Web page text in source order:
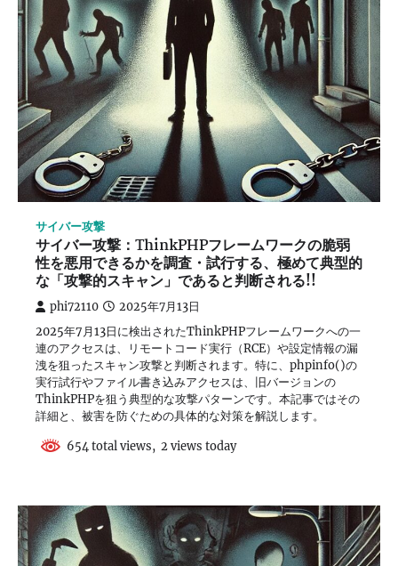
サイバー攻撃
サイバー攻撃：ThinkPHPフレームワークの脆弱
性を悪用できるかを調査・試行する、極めて典型的
な「攻撃的スキャン」であると判断される!!
phi72110 2025年7月13日
2025年7月13日に検出されたThinkPHPフレームワークへの一
連のアクセスは、リモートコード実行（RCE）や設定情報の漏
洩を狙ったスキャン攻撃と判断されます。特に、phpinfo()の
実行試行やファイル書き込みアクセスは、旧バージョンの
ThinkPHPを狙う典型的な攻撃パターンです。本記事ではその
詳細と、被害を防ぐための具体的な対策を解説します。
654 total views, 2 views today